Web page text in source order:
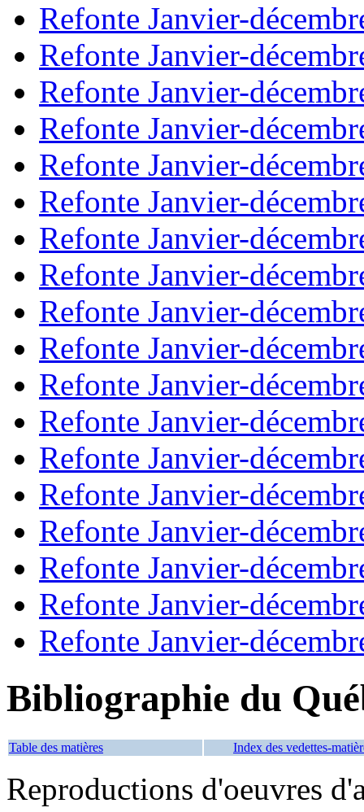
Refonte Janvier-
Refonte Janvier-
Refonte Janvier-
Refonte Janvier-
Refonte Janvier-
Refonte Janvier-
Refonte Janvier-
Refonte Janvier-
Refonte Janvier-
Refonte Janvier-
Refonte Janvier-
Refonte Janvier-
Refonte Janvier-
Refonte Janvier-
Refonte Janvier-
Refonte Janvier-
Refonte Janvier-
Refonte Janvier-
Bibliographie du
Table des matières Index des vedettes-
Reproductions d'oeuvres